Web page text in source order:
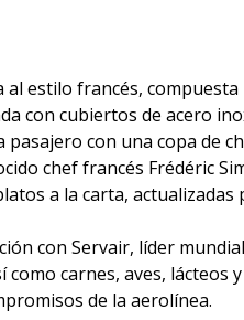
estilo francés,
con cubiertos de acero
con una copa de
chef francés Frédéric
a la carta,
con Servair, líder
carnes, aves, lácteos
de la aerolínea.